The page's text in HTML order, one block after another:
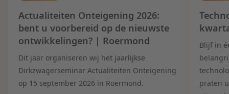
Actualiteiten Onteigening 2026:
bent u voorbereid op de nieuwste
ontwikkelingen? | Roermond
Dit jaar organiseren wij het jaarlijkse
Dirkzwagerseminar Actualiteiten Onteigening
op 15 september 2026 in Roermond.
Blijf in
praten